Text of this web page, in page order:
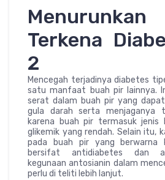
Terkena
2
Mencegah terjadinya diabetes
satu manfaat buah pir lainnya.
serat dalam buah pir yang
gula darah serta menjaganya
karena buah pir termasuk jenis
glikemik yang rendah. Selain itu,
pada buah pir yang berwarna
bersifat antidiabetes dan
kegunaan antosianin dalam
perlu di teliti lebih lanjut.